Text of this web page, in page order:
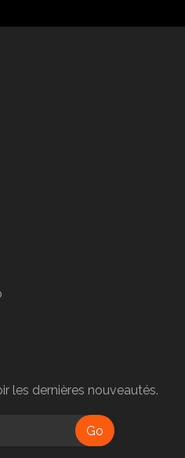
les dernières nouveautés.
Go